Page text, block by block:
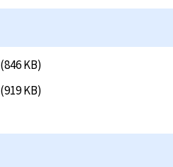
(846 KB)
(919 KB)